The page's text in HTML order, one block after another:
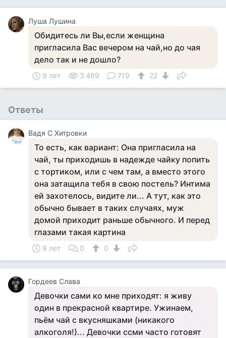
Луша Лушина
Обидитесь ли Вы,если женщина
пригласила Вас вечером на чай,но до чая
дело так и не дошло?
9 лет 3 469 719 22
Ответы
Вадя С Хитровки
То есть, как вариант: Она пригласила на
чай, ты приходишь в надежде чайку попить
с тортиком, или с чем там, а вместо этого
она затащила тебя в свою постель? Интима
ей захотелось, видите ли... А тут, как это
обычно бывает в таких случаях, муж
домой приходит раньше обычного. И перед
глазами такая картина
9 лет 0 0
Гордеев Слава
Девочки сами ко мне приходят: я живу
один в прекрасной квартире. Ужинаем,
пьём чай с вкусняшками (никакого
алкоголя!)... Девочки ссми часто готовят